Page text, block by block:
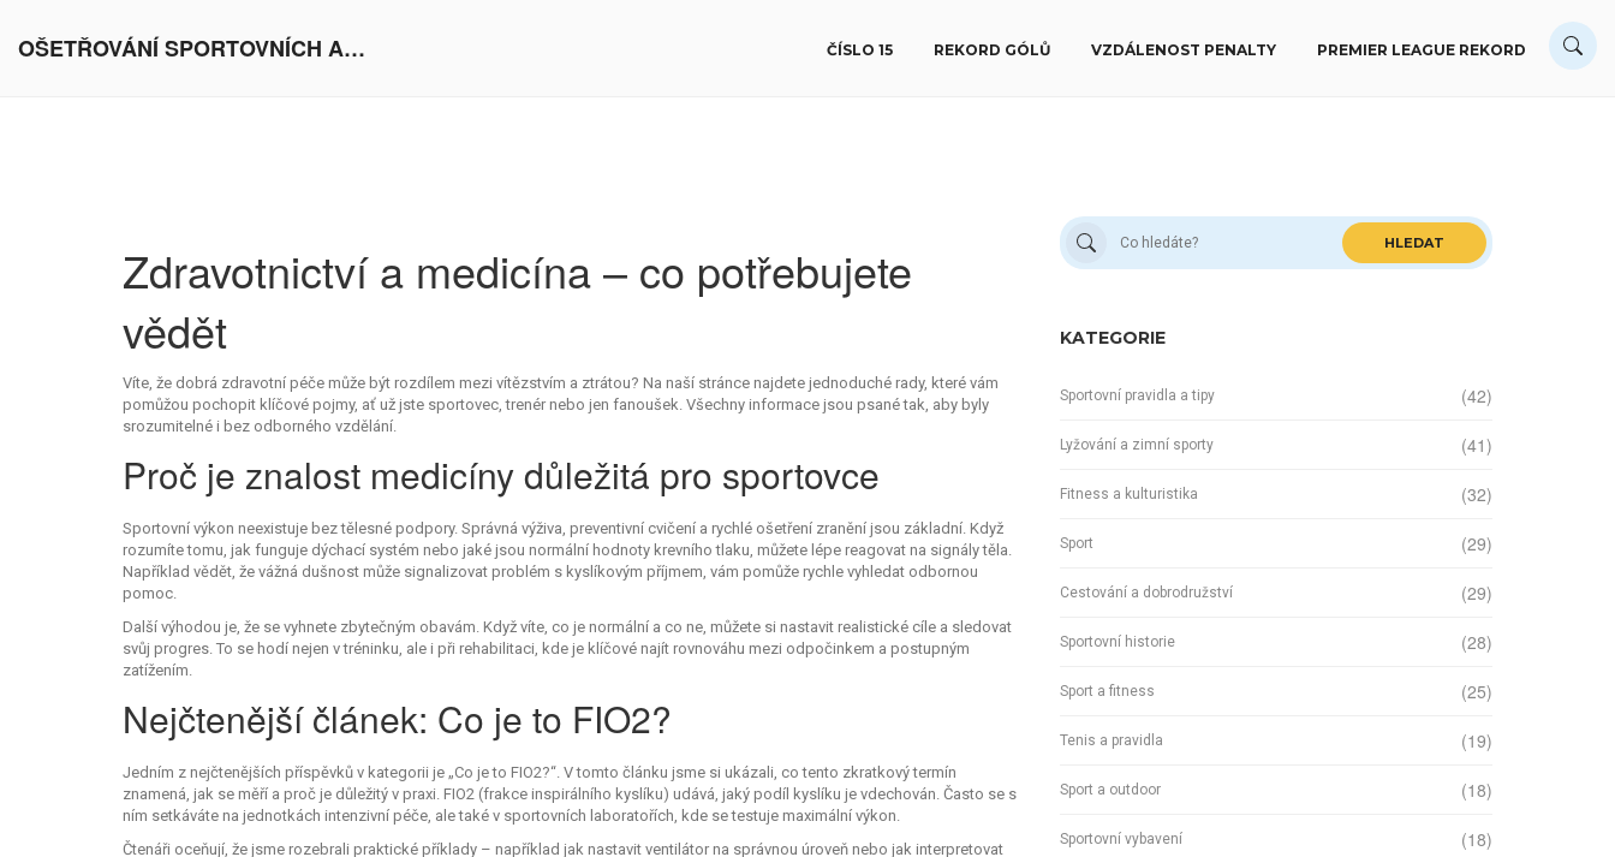
OŠETŘOVÁNÍ SPORTOVNÍCH AKTIVIT V EVROPĚ ČÍSLO 15 REKORD GÓLŮ VZDÁLENOST PENALTY PREMIER LEAGUE REKORD
Zdravotnictví a medicína – co potřebujete
vědět
Víte, že dobrá zdravotní péče může být rozdílem mezi vítězstvím a ztrátou? Na naší stránce najdete jednoduché rady, které vám
pomůžou pochopit klíčové pojmy, ať už jste sportovec, trenér nebo jen fanoušek. Všechny informace jsou psané tak, aby byly
srozumitelné i bez odborného vzdělání.
Proč je znalost medicíny důležitá pro sportovce
Sportovní výkon neexistuje bez tělesné podpory. Správná výživa, preventivní cvičení a rychlé ošetření zranění jsou základní. Když
rozumíte tomu, jak funguje dýchací systém nebo jaké jsou normální hodnoty krevního tlaku, můžete lépe reagovat na signály těla.
Například vědět, že vážná dušnost může signalizovat problém s kyslíkovým příjmem, vám pomůže rychle vyhledat odbornou
pomoc.
Další výhodou je, že se vyhnete zbytečným obavám. Když víte, co je normální a co ne, můžete si nastavit realistické cíle a sledovat
svůj progres. To se hodí nejen v tréninku, ale i při rehabilitaci, kde je klíčové najít rovnováhu mezi odpočinkem a postupným
zatížením.
Nejčtenější článek: Co je to FIO2?
Jedním z nejčtenějších příspěvků v kategorii je „Co je to FIO2?“. V tomto článku jsme si ukázali, co tento zkratkový termín
znamená, jak se měří a proč je důležitý v praxi. FIO2 (frakce inspirálního kyslíku) udává, jaký podíl kyslíku je vdechován. Často se s
ním setkáváte na jednotkách intenzivní péče, ale také v sportovních laboratořích, kde se testuje maximální výkon.
Čtenáři oceňují, že jsme rozebrali praktické příklady – například jak nastavit ventilátor na správnou úroveň nebo jak interpretovat
HLEDAT
KATEGORIE
Sportovní pravidla a tipy (42)
Lyžování a zimní sporty (41)
Fitness a kulturistika (32)
Sport (29)
Cestování a dobrodružství (29)
Sportovní historie (28)
Sport a fitness (25)
Tenis a pravidla (19)
Sport a outdoor (18)
Sportovní vybavení (18)